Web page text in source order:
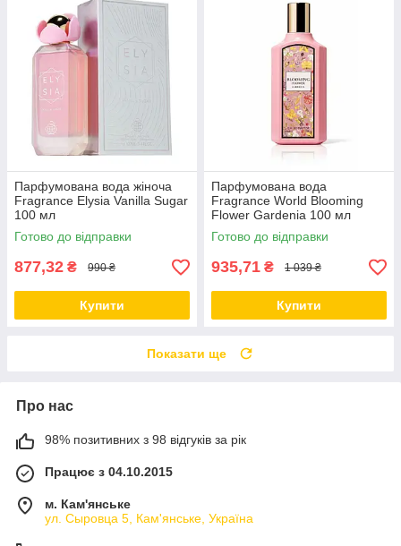
Парфумована вода жіноча
Fragrance Elysia Vanilla Sugar
100 мл
Готово до відправки
877,32 ₴ 990 ₴
Купити
Парфумована вода
Fragrance World Blooming
Flower Gardenia 100 мл
Готово до відправки
935,71 ₴ 1 039 ₴
Купити
Показати ще
Про нас
98% позитивних з 98 відгуків за рік
Працює з 04.10.2015
м. Кам'янське
ул. Сыровца 5, Кам'янське, Україна